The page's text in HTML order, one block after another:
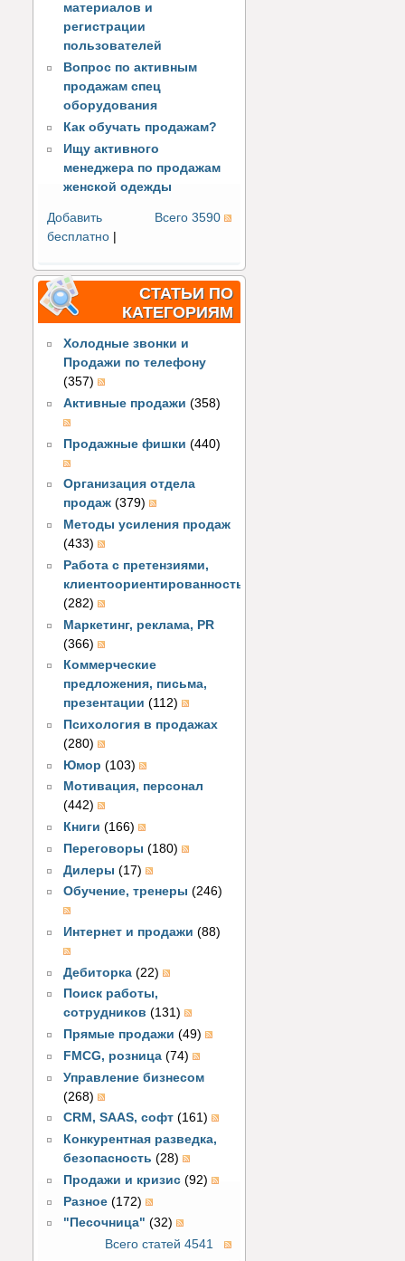
материалов и
регистрации
пользователей
Вопрос по активным
продажам спец
оборудования
Как обучать продажам?
Ищу активного
менеджера по продажам
женской одежды
Всего 3590
Добавить
бесплатно |
СТАТЬИ ПО
КАТЕГОРИЯМ
Холодные звонки и
Продажи по телефону
(357)
Активные продажи (358)
Продажные фишки (440)
Организация отдела
продаж (379)
Методы усиления продаж
(433)
Работа с претензиями,
клиентоориентированность
(282)
Маркетинг, реклама, PR
(366)
Коммерческие
предложения, письма,
презентации (112)
Психология в продажах
(280)
Юмор (103)
Мотивация, персонал
(442)
Книги (166)
Переговоры (180)
Дилеры (17)
Обучение, тренеры (246)
Интернет и продажи (88)
Дебиторка (22)
Поиск работы,
сотрудников (131)
Прямые продажи (49)
FMCG, розница (74)
Управление бизнесом
(268)
CRM, SAAS, софт (161)
Конкурентная разведка,
безопасность (28)
Продажи и кризис (92)
Разное (172)
"Песочница" (32)
Всего статей 4541